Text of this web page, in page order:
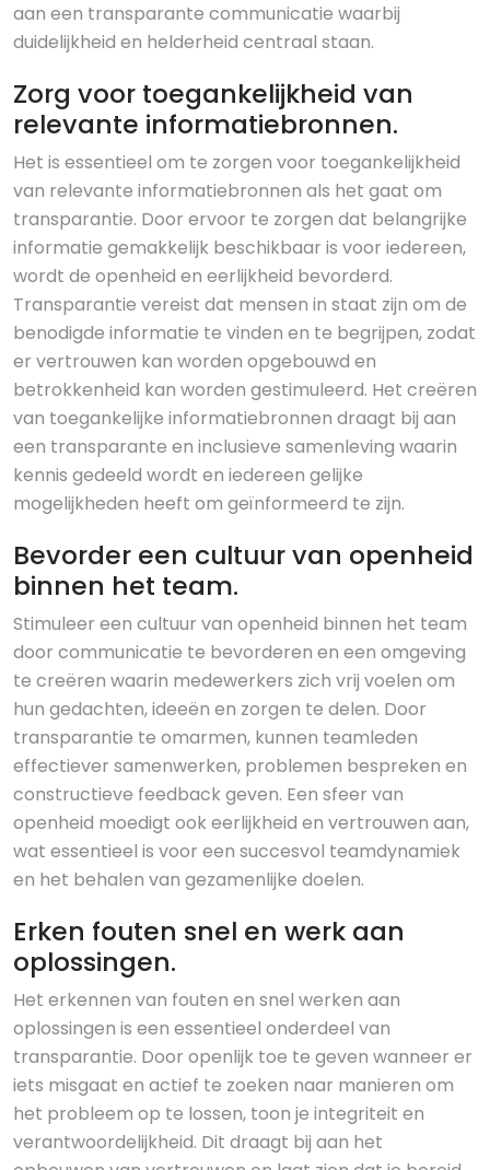
aan een transparante communicatie waarbij
duidelijkheid en helderheid centraal staan.
Zorg voor toegankelijkheid van
relevante informatiebronnen.
Het is essentieel om te zorgen voor toegankelijkheid
van relevante informatiebronnen als het gaat om
transparantie. Door ervoor te zorgen dat belangrijke
informatie gemakkelijk beschikbaar is voor iedereen,
wordt de openheid en eerlijkheid bevorderd.
Transparantie vereist dat mensen in staat zijn om de
benodigde informatie te vinden en te begrijpen, zodat
er vertrouwen kan worden opgebouwd en
betrokkenheid kan worden gestimuleerd. Het creëren
van toegankelijke informatiebronnen draagt bij aan
een transparante en inclusieve samenleving waarin
kennis gedeeld wordt en iedereen gelijke
mogelijkheden heeft om geïnformeerd te zijn.
Bevorder een cultuur van openheid
binnen het team.
Stimuleer een cultuur van openheid binnen het team
door communicatie te bevorderen en een omgeving
te creëren waarin medewerkers zich vrij voelen om
hun gedachten, ideeën en zorgen te delen. Door
transparantie te omarmen, kunnen teamleden
effectiever samenwerken, problemen bespreken en
constructieve feedback geven. Een sfeer van
openheid moedigt ook eerlijkheid en vertrouwen aan,
wat essentieel is voor een succesvol teamdynamiek
en het behalen van gezamenlijke doelen.
Erken fouten snel en werk aan
oplossingen.
Het erkennen van fouten en snel werken aan
oplossingen is een essentieel onderdeel van
transparantie. Door openlijk toe te geven wanneer er
iets misgaat en actief te zoeken naar manieren om
het probleem op te lossen, toon je integriteit en
verantwoordelijkheid. Dit draagt bij aan het